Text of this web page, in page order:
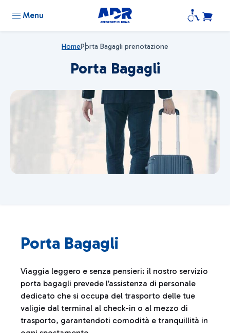
Menu
HomePorta Bagagli prenotazione
Porta Bagagli
Porta Bagagli
Viaggia leggero e senza pensieri: il nostro servizio
porta bagagli prevede l’assistenza di personale
dedicato che si occupa del trasporto delle tue
valigie dal terminal al check-in o al mezzo di
trasporto, garantendoti comodità e tranquillità in